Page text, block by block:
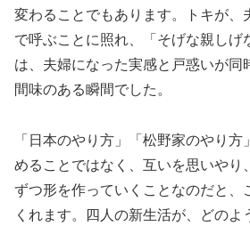
変わることでもあります。トキが、
で呼ぶことに照れ、「そげな親しげ
は、夫婦になった実感と戸惑いが同
間味のある瞬間でした。
「日本のやり方」「松野家のやり
めることではなく、互いを思いやり
ずつ形を作っていくことなのだと、
くれます。四人の新生活が、どのよ